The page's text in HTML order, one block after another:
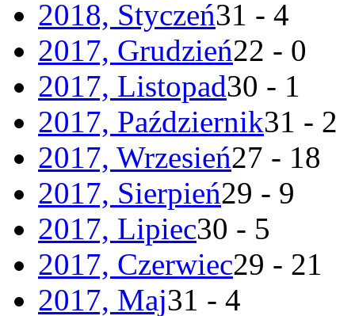
2018, Styczeń31 - 4
2017, Grudzień22 - 0
2017, Listopad30 - 1
2017, Październik31 - 2
2017, Wrzesień27 - 18
2017, Sierpień29 - 9
2017, Lipiec30 - 5
2017, Czerwiec29 - 21
2017, Maj31 - 4